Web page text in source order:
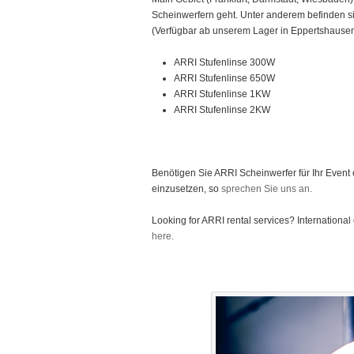
Scheinwerfern geht. Unter anderem befinden
(Verfügbar ab unserem Lager in
ARRI Stufenlinse 300W
ARRI Stufenlinse 650W
ARRI Stufenlinse 1KW
ARRI Stufenlinse 2KW
Benötigen Sie ARRI Scheinwerfer für Ihr
einzusetzen, so sprechen Sie uns an.
Looking for ARRI rental services?
here.